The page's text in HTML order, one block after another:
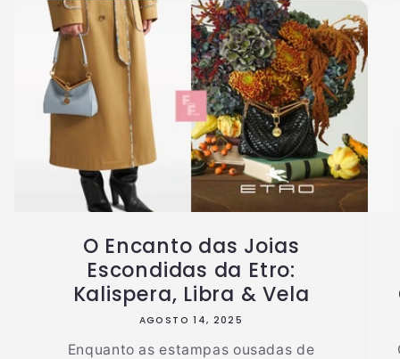
O Encanto das Joias
Escondidas da Etro:
Kalispera, Libra & Vela
AGOSTO 14, 2025
Enquanto as estampas ousadas de